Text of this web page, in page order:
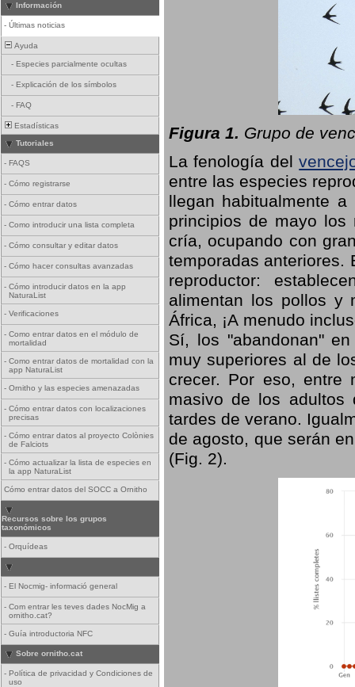
Información
- Últimas noticias
Ayuda
- Especies parcialmente ocultas
- Explicación de los símbolos
- FAQ
Estadísticas
Tutoriales
- FAQS
- Cómo registrarse
- Cómo entrar datos
- Como introducir una lista completa
- Cómo consultar y editar datos
- Cómo hacer consultas avanzadas
- Cómo introducir datos en la app
NaturaList
- Verificaciones
- Como entrar datos en el módulo de
mortalidad
- Como entrar datos de mortalidad con la
app NaturaList
- Ornitho y las especies amenazadas
- Cómo entrar datos con localizaciones
precisas
- Cómo entrar datos al proyecto Colònies
de Falciots
- Cómo actualizar la lista de especies en
la app NaturaList
Cómo entrar datos del SOCC a Ornitho
Recursos sobre los grupos
taxonómicos
- Orquídeas
- El Nocmig- informació general
- Com entrar les teves dades NocMig a
ornitho.cat?
- Guía introductoria NFC
Sobre ornitho.cat
- Política de privacidad y Condiciones de
uso
Figura 1. Grupo de
La fenología del
entre las especies
llegan habitualmente
principios de mayo los
cría, ocupando con
temporadas anteriores.
reproductor:
alimentan los pollos y
África, ¡A menudo
Sí, los "abandonan"
muy superiores al de
crecer. Por eso, entre
masivo de los adultos
tardes de verano.
de agosto, que serán
(Fig. 2).